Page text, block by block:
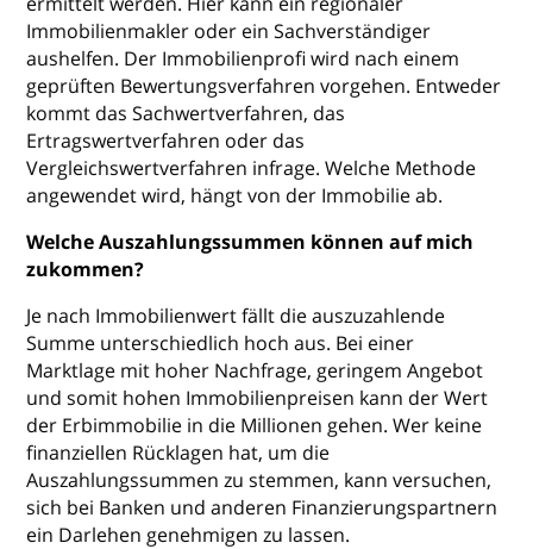
Immobilienmakler oder ein Sachverständiger
aushelfen. Der Immobilienprofi wird nach einem
geprüften Bewertungsverfahren vorgehen. Entweder
kommt das Sachwertverfahren, das
Ertragswertverfahren oder das
Vergleichswertverfahren infrage. Welche Methode
angewendet wird, hängt von der Immobilie ab.
Welche Auszahlungssummen können auf mich
zukommen?
Je nach Immobilienwert fällt die auszuzahlende
Summe unterschiedlich hoch aus. Bei einer
Marktlage mit hoher Nachfrage, geringem Angebot
und somit hohen Immobilienpreisen kann der Wert
der Erbimmobilie in die Millionen gehen. Wer keine
finanziellen Rücklagen hat, um die
Auszahlungssummen zu stemmen, kann versuchen,
sich bei Banken und anderen Finanzierungspartnern
ein Darlehen genehmigen zu lassen.